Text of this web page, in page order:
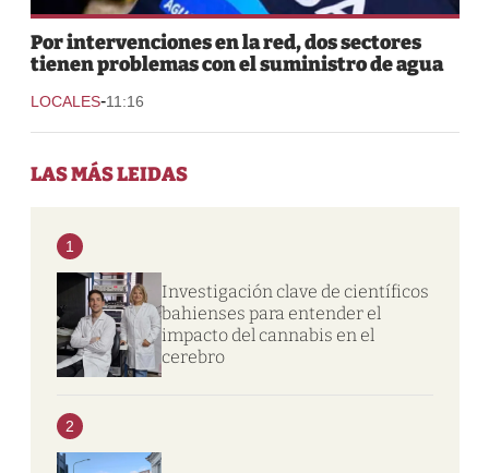
Por intervenciones en la red, dos sectores
tienen problemas con el suministro de agua
LOCALES-11:16
LAS MÁS LEIDAS
1
Investigación clave de científicos
bahienses para entender el
impacto del cannabis en el
cerebro
2